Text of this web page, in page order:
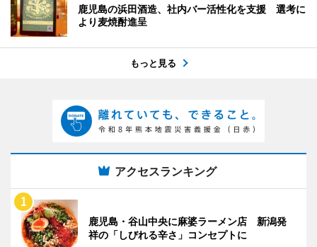
鹿児島の浜田酒造、社内バー活性化を支援 選考に
より麦焼酎進呈
もっと見る
アクセスランキング
鹿児島・谷山中央に麻婆ラーメン店 新潟発
祥の「しびれる辛さ」コンセプトに